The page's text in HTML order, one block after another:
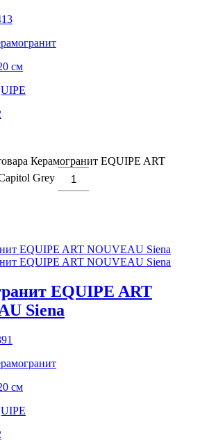
см
Керамогранит EQUIPE ART
Grey
EQUIPE ART
Siena
см